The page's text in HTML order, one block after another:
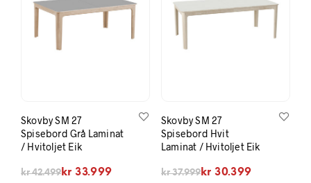
Skovby SM 27
Spisebord Grå Laminat
/ Hvitoljet Eik
kr42.499
Opprinnelig pris var: kr 42.499.
kr 33.999
Nåværende pris er: kr 33.999.
Skovby SM 27
Spisebord Hvit
Laminat / Hvitoljet Eik
kr37.999
Opprinnelig pris var: kr 37.999.
kr 30.399
Nåværende pris er: kr 30.399.